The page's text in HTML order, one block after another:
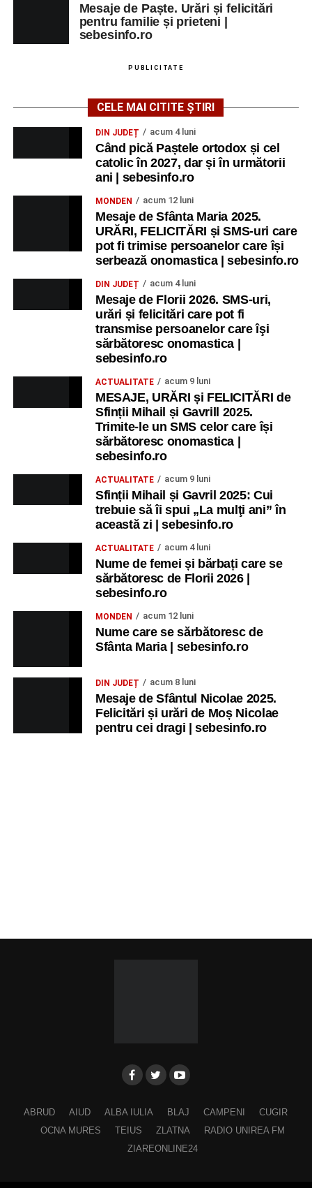
Mesaje de Paște. Urări și felicitări
pentru familie și prieteni |
sebesinfo.ro
PUBLICITATE
CELE MAI CITITE ȘTIRI
DIN JUDEȚ acum 4 luni
Când pică Paștele ortodox și cel
catolic în 2027, dar și în următorii
ani | sebesinfo.ro
MONDEN acum 12 luni
Mesaje de Sfânta Maria 2025.
URĂRI, FELICITĂRI și SMS-uri care
pot fi trimise persoanelor care își
serbează onomastica | sebesinfo.ro
DIN JUDEȚ acum 4 luni
Mesaje de Florii 2026. SMS-uri,
urări și felicitări care pot fi
transmise persoanelor care îşi
sărbătoresc onomastica |
sebesinfo.ro
ACTUALITATE acum 9 luni
MESAJE, URĂRI și FELICITĂRI de
Sfinții Mihail și Gavrill 2025.
Trimite-le un SMS celor care își
sărbătoresc onomastica |
sebesinfo.ro
ACTUALITATE acum 9 luni
Sfinții Mihail și Gavril 2025: Cui
trebuie să îi spui „La mulţi ani” în
această zi | sebesinfo.ro
ACTUALITATE acum 4 luni
Nume de femei și bărbați care se
sărbătoresc de Florii 2026 |
sebesinfo.ro
MONDEN acum 12 luni
Nume care se sărbătoresc de
Sfânta Maria | sebesinfo.ro
DIN JUDEȚ acum 8 luni
Mesaje de Sfântul Nicolae 2025.
Felicitări și urări de Moș Nicolae
pentru cei dragi | sebesinfo.ro
ABRUD AIUD ALBA IULIA BLAJ CAMPENI
CUGIR
OCNA MURES
TEIUS ZLATNA
RADIO UNIREA FM
ZIAREONLINE24